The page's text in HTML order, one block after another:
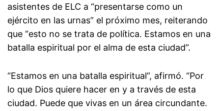
asistentes de ELC a “presentarse como un
ejército en las urnas” el próximo mes, reiterando
que “esto no se trata de política. Estamos en una
batalla espiritual por el alma de esta ciudad”.
“Estamos en una batalla espiritual”, afirmó. “Por
lo que Dios quiere hacer en y a través de esta
ciudad. Puede que vivas en un área circundante.